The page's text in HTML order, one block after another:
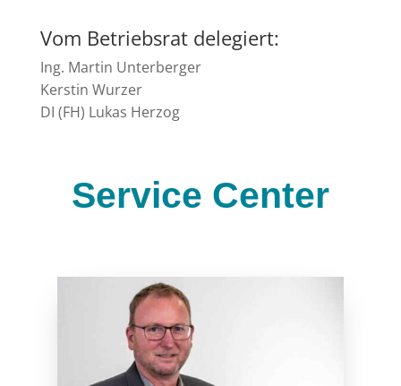
Vom Betriebsrat delegiert:
Ing. Martin Unterberger
Kerstin Wurzer
DI (FH) Lukas Herzog
Service Center